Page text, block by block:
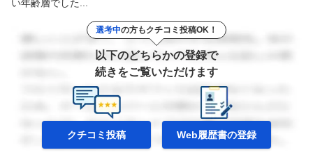
い年齢層でした...
選考中の方もクチコミ投稿OK！
以下のどちらかの登録で
続きをご覧いただけます
クチコミ投稿 Web履歴書の登録